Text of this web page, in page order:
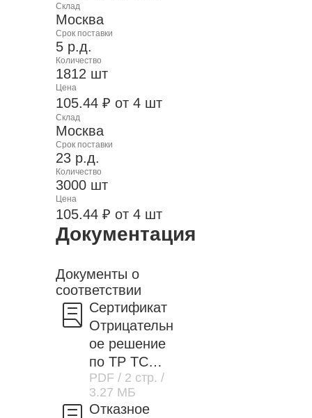
Склад
Москва
Срок поставки
5 р.д.
Количество
1812 шт
Цена
105.44 ₽ от 4 шт
Склад
Москва
Срок поставки
23 р.д.
Количество
3000 шт
Цена
105.44 ₽ от 4 шт
Документация
Документы о
соответствии
Сертификат
Отрицательн
ое решение
по ТР ТС
037/2016
PDF / 2 стр. /
3.27 МБ
Отказное